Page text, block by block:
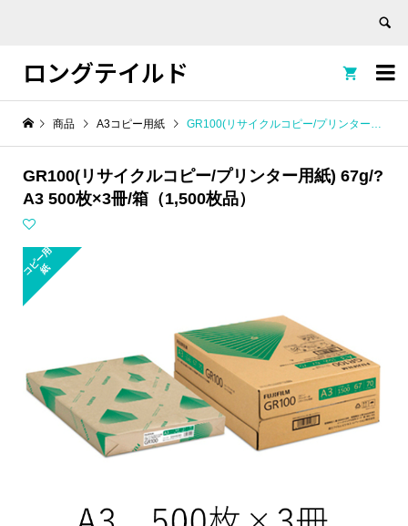

ロングテイルド 
商品 A3コピー用紙 GR100(リサイクルコピー/プリンター用紙) 67g/? A3 500枚×3冊/箱（1,500枚品）
GR100(リサイクルコピー/プリンター用紙) 67g/?
A3 500枚×3冊/箱（1,500枚品）
コ
ピ
ー
用
紙